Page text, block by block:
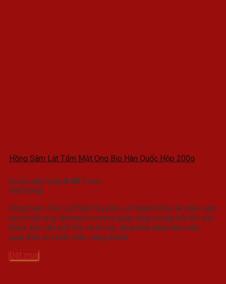
Hồng Sâm Lát Tẩm Mật Ong Bio Hàn Quốc Hộp 200g
Được xếp hạng 5.00 5 sao
900.000₫
Hồng Sâm Tâm Lát Mật Ong Bio với thành phần là nhân sâm
tươi, mật ong, đường Fructose giúp tăng cường bồi bổ sức
khỏe, kéo dài tuổi thọ và trí lực, tăng khả năng làm việc,
giúp đầu óc minh mẫn, sảng khoái.
Đặt mua